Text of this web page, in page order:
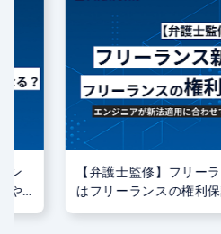
ン
や
【弁護士監修】フリー
はフリーランスの権利